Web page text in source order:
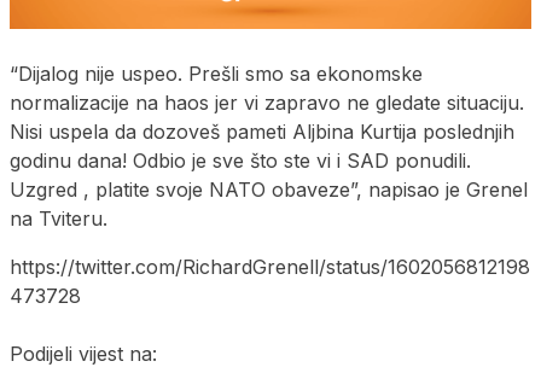
“Dijalog nije uspeo. Prešli smo sa ekonomske
normalizacije na haos jer vi zapravo ne gledate situaciju.
Nisi uspela da dozoveš pameti Aljbina Kurtija poslednjih
godinu dana! Odbio je sve što ste vi i SAD ponudili.
Uzgred , platite svoje NATO obaveze”, napisao je Grenel
na Tviteru.
https://twitter.com/RichardGrenell/status/1602056812198
473728
Podijeli vijest na: